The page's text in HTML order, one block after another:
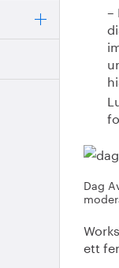
–
Dag
ett